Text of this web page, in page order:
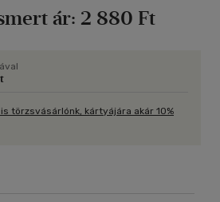
végleg kitörölheti az univerzumból.
ár: 2 880 Ft
is törzsvásárlónk, kártyájára akár 10%